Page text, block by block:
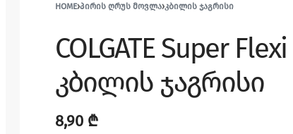
HOME›ᲞᲘᲠᲘᲡ ᲦᲠᲣᲡ ᲛᲝᲕᲚᲐ›ᲙᲑᲘᲚᲘᲡ ᲯᲐᲒᲠᲘᲡᲘ
COLGATE Super
კბილის ჯაგრისი
8,90 ₾